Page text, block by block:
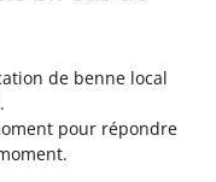
de benne local
pour répondre